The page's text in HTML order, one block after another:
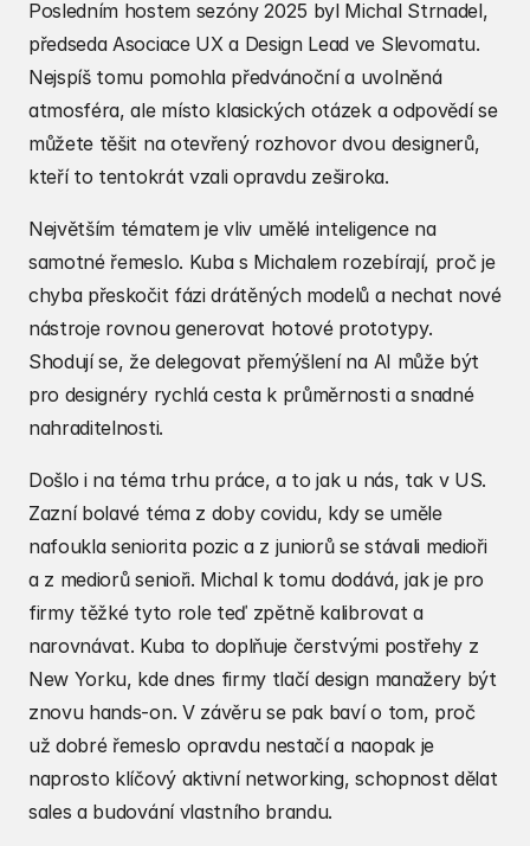
Posledním hostem sezóny 2025 byl Michal Strnadel,
předseda Asociace UX a Design Lead ve Slevomatu.
Nejspíš tomu pomohla předvánoční a uvolněná
atmosféra, ale místo klasických otázek a odpovědí se
můžete těšit na otevřený rozhovor dvou designerů,
kteří to tentokrát vzali opravdu zeširoka.
Největším tématem je vliv umělé inteligence na
samotné řemeslo. Kuba s Michalem rozebírají, proč je
chyba přeskočit fázi drátěných modelů a nechat nové
nástroje rovnou generovat hotové prototypy.
Shodují se, že delegovat přemýšlení na AI může být
pro designéry rychlá cesta k průměrnosti a snadné
nahraditelnosti.
Došlo i na téma trhu práce, a to jak u nás, tak v US.
Zazní bolavé téma z doby covidu, kdy se uměle
nafoukla seniorita pozic a z juniorů se stávali medioři
a z mediorů senioři. Michal k tomu dodává, jak je pro
firmy těžké tyto role teď zpětně kalibrovat a
narovnávat. Kuba to doplňuje čerstvými postřehy z
New Yorku, kde dnes firmy tlačí design manažery být
znovu hands-on. V závěru se pak baví o tom, proč
už dobré řemeslo opravdu nestačí a naopak je
naprosto klíčový aktivní networking, schopnost dělat
sales a budování vlastního brandu.